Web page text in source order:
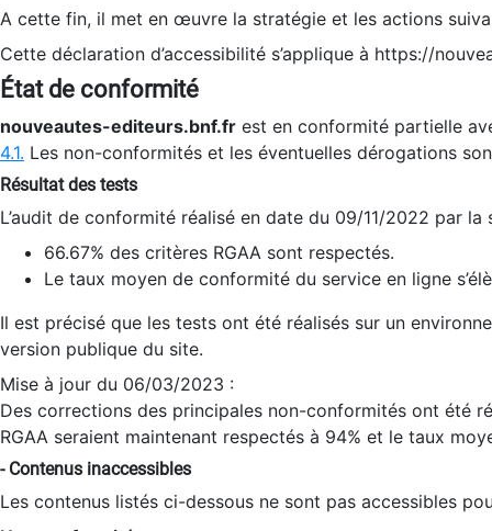
A cette fin, il met en œuvre la stratégie et les actions
Cette déclaration d’accessibilité s’applique à https://
État de conformité
nouveautes-editeurs.bnf.fr est en conformité partielle
4.1. Les non-conformités et les éventuelles dérogations
Résultat des tests
L’audit de conformité réalisé en date du 09/11/2022 par
66.67% des critères RGAA sont respectés.
Le taux moyen de conformité du service en ligne
Il est précisé que les tests ont été réalisés sur un
version publique du site.
Mise à jour du 06/03/2023 :
Des corrections des principales non-conformités ont été
RGAA seraient maintenant respectés à 94% et le taux
- Contenus inaccessibles
Les contenus listés ci-dessous ne sont pas accessibles